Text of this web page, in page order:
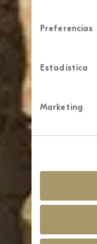
Preferencias
Estadística
Marketing